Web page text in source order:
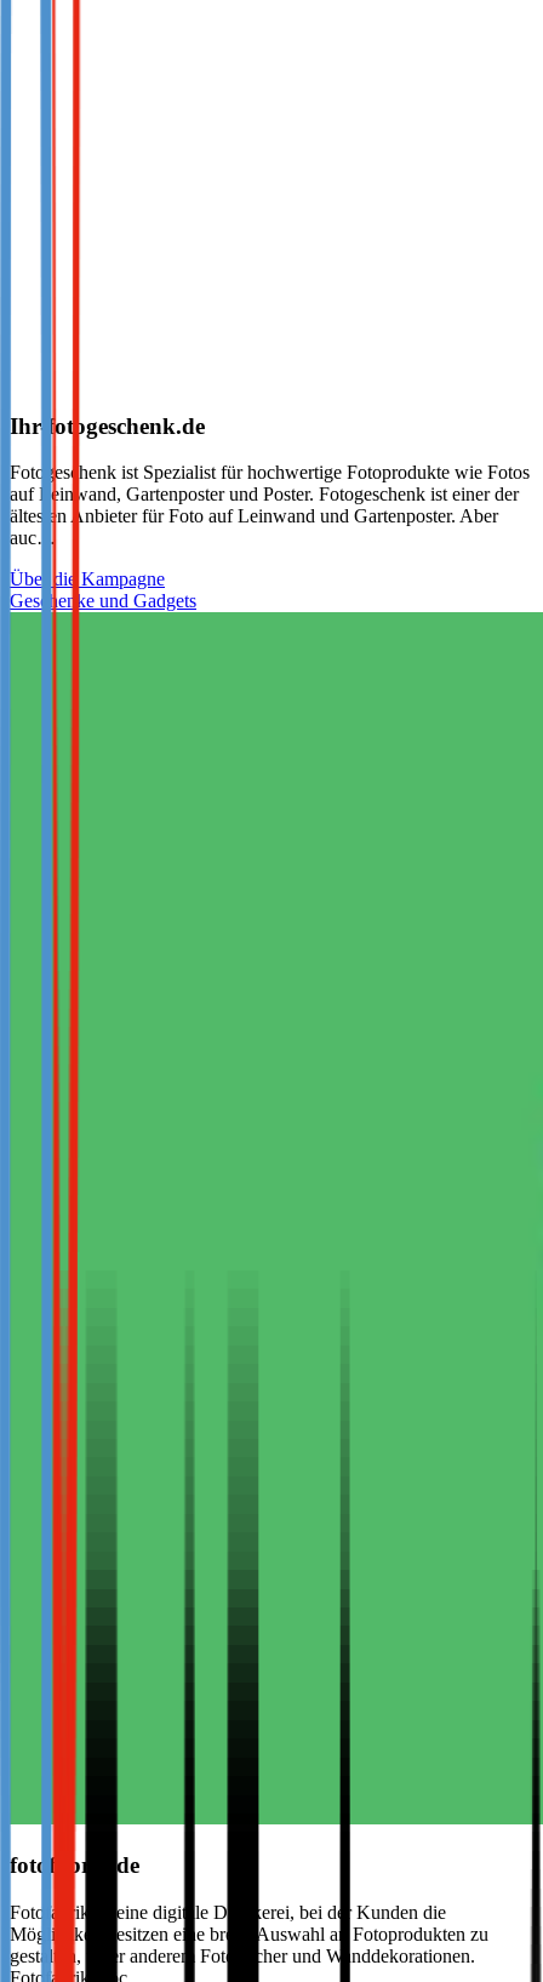
Ihr-fotogeschenk.de
Fotogeschenk ist Spezialist für hochwertige Fotoprodukte wie Fotos
auf Leinwand, Gartenposter und Poster. Fotogeschenk ist einer der
ältesten Anbieter für Foto auf Leinwand und Gartenposter. Aber
auc…
Über die Kampagne
Geschenke und Gadgets
fotofabrik.de
Fotofabrik ist eine digitale Druckerei, bei der Kunden die
Möglichkeit besitzen eine breite Auswahl an Fotoprodukten zu
gestalten, unter anderem Fotobücher und Wanddekorationen.
Fotofabrik möc…